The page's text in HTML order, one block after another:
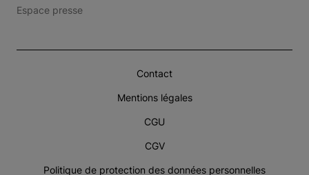
Espace presse
Contact
Mentions légales
CGU
CGV
Politique de protection des données personnelles